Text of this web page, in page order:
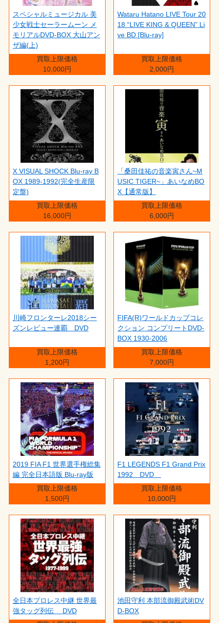
スペシャルミュージカル 美
少女戦士セーラームーン メ
モリアルDVD-BOX 大山アン
ザ編(上)
買取上限価格
10,000円
Wataru Hatano LIVE Tour 20
18 “LIVE KING & QUEEN” Li
ve BD [Blu-ray]
買取上限価格
2,000円
X VISUAL SHOCK Blu-ray B
OX 1989-1992(完全生産限
定盤)
買取上限価格
16,000円
「桑田佳祐の音楽寅さん~M
USIC TIGER~」あいなめBO
X【通常版】
買取上限価格
6,000円
川崎フロンターレ2018シー
ズンレビュー連覇 DVD
買取上限価格
1,200円
FIFA(R)ワールドカップコレ
クション コンプリートDVD-
BOX 1930-2006
買取上限価格
7,000円
2019 FIA F1 世界選手権総集
編 完全日本語版 Blu-ray版
買取上限価格
1,500円
F1 LEGENDS F1 Grand Prix
1992 DVD
買取上限価格
10,000円
全日本プロレス中継 世界最
強タッグ列伝 DVD
池田守利 本部流御殿武術DV
D-BOX